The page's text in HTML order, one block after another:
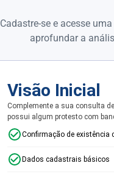
Cadastre-se e acesse
aprofundar a
Visão Inicial
Complemente a sua consulta
possui algum protesto com
Confirmação de existência
Dados cadastrais básicos